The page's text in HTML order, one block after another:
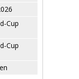
Cup
Cup